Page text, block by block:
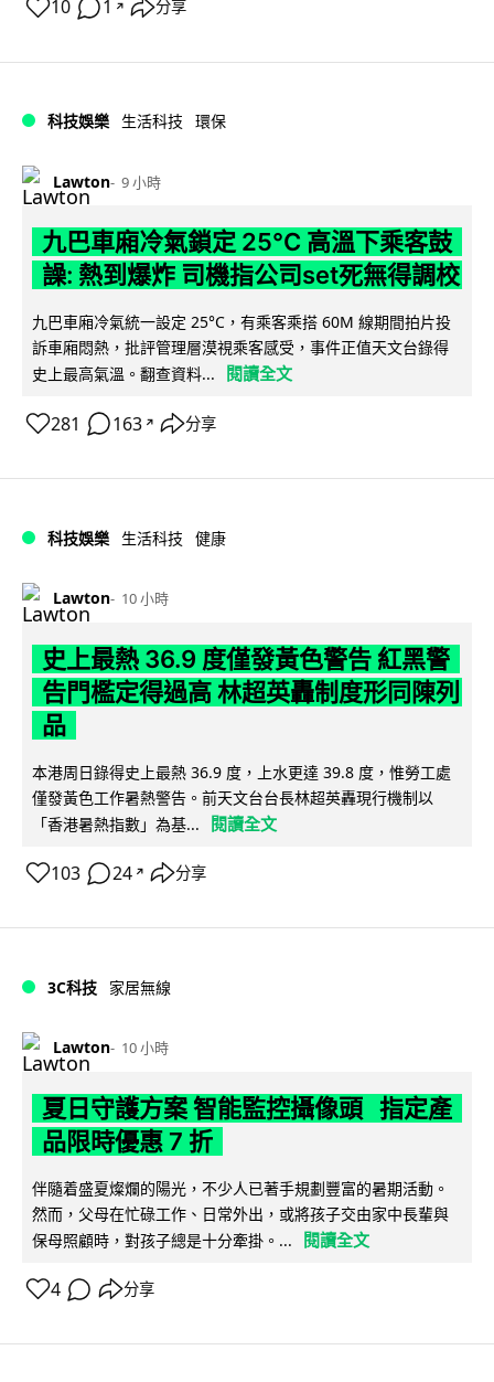
10 1 ↗ 分享
科技娛樂 生活科技 環保
Lawton 9 小時
九巴車廂冷氣鎖定 25°C 高溫下乘客鼓
譟: 熱到爆炸 司機指公司set死無得調校
九巴車廂冷氣統一設定 25°C，有乘客乘搭 60M 線期間拍片投
訴車廂悶熱，批評管理層漠視乘客感受，事件正值天文台錄得
史上最高氣溫。翻查資料...
閱讀全文
281 163 ↗ 分享
科技娛樂 生活科技 健康
Lawton 10 小時
史上最熱 36.9 度僅發黃色警告 紅黑警
告門檻定得過高 林超英轟制度形同陳列
品
本港周日錄得史上最熱 36.9 度，上水更達 39.8 度，惟勞工處
僅發黃色工作暑熱警告。前天文台台長林超英轟現行機制以
「香港暑熱指數」為基...
閱讀全文
103 24 ↗ 分享
3C科技 家居無線
Lawton 10 小時
夏日守護方案 智能監控攝像頭 指定產
品限時優惠 7 折
伴隨着盛夏燦爛的陽光，不少人已著手規劃豐富的暑期活動。
然而，父母在忙碌工作、日常外出，或將孩子交由家中長輩與
保母照顧時，對孩子總是十分牽掛。...
閱讀全文
4 分享